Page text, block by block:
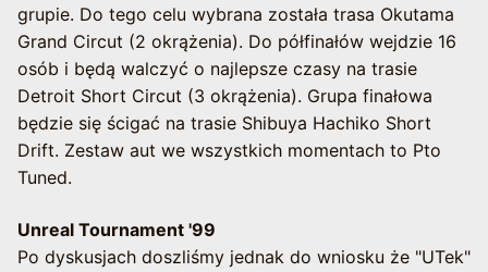
grupie. Do tego celu wybrana została trasa Okutama
Grand Circut (2 okrążenia). Do półfinałów wejdzie 16
osób i będą walczyć o najlepsze czasy na trasie
Detroit Short Circut (3 okrążenia). Grupa finałowa
będzie się ścigać na trasie Shibuya Hachiko Short
Drift. Zestaw aut we wszystkich momentach to Pto
Tuned.
Unreal Tournament '99
Po dyskusjach doszliśmy jednak do wniosku że "UTek"